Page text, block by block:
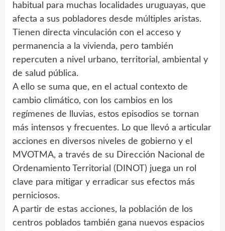
habitual para muchas localidades uruguayas, que
afecta a sus pobladores desde múltiples aristas.
Tienen directa vinculación con el acceso y
permanencia a la vivienda, pero también
repercuten a nivel urbano, territorial, ambiental y
de salud pública.
A ello se suma que, en el actual contexto de
cambio climático, con los cambios en los
regímenes de lluvias, estos episodios se tornan
más intensos y frecuentes. Lo que llevó a articular
acciones en diversos niveles de gobierno y el
MVOTMA, a través de su Dirección Nacional de
Ordenamiento Territorial (DINOT) juega un rol
clave para mitigar y erradicar sus efectos más
perniciosos.
A partir de estas acciones, la población de los
centros poblados también gana nuevos espacios